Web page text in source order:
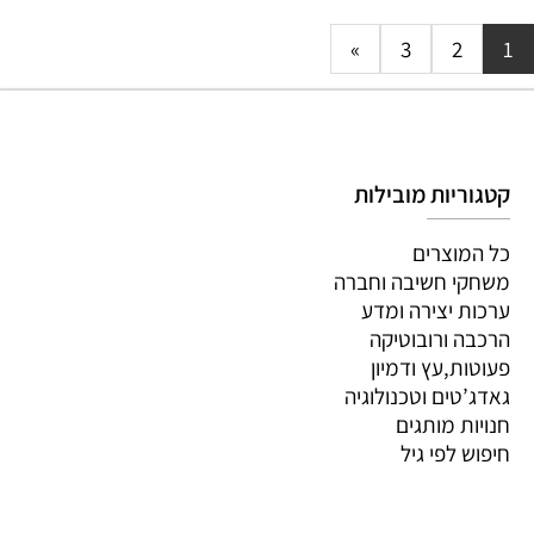
1
2
3
»
קטגוריות מובילות
כל המוצרים
משחקי חשיבה וחברה
ערכות יצירה ומדע
הרכבה ורובוטיקה
פעוטות,עץ ודמיון
גאדג’טים וטכנולוגיה
חנויות מותגים
חיפוש לפי גיל